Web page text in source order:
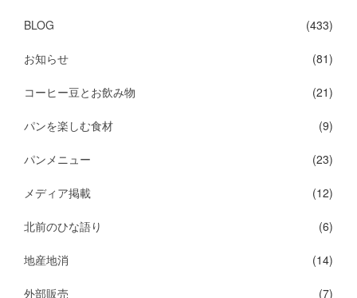
BLOG (433)
お知らせ (81)
コーヒー豆とお飲み物 (21)
パンを楽しむ食材 (9)
パンメニュー (23)
メディア掲載 (12)
北前のひな語り (6)
地産地消 (14)
外部販売 (7)